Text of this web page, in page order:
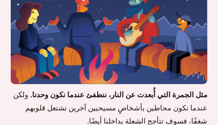
مثل الجمرة التي أُبعدت عن النار، ننطفئ عندما نكون وحدنا. ولكن
عندما نكون محاطين بأشخاصٍ مسيحيين آخرين تشتعل قلوبهم
شغفًا، فسوف تتأجج الشعلة بداخلنا أيضًا.